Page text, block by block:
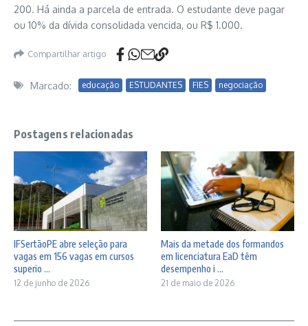
200. Há ainda a parcela de entrada. O estudante deve pagar
ou 10% da dívida consolidada vencida, ou R$ 1.000.
Compartilhar artigo
Marcado: educação ESTUDANTES FIES negociação
Postagens relacionadas
IFSertãoPE abre seleção para
vagas em 156 vagas em cursos
superio ...
12 de junho de 2026
Mais da metade dos formandos
em licenciatura EaD têm
desempenho i ...
21 de maio de 2026